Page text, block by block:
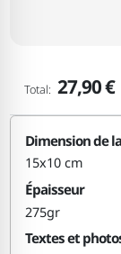
Total: 27,90 €
Dimension de
15x10 cm
Épaisseur
275gr
Textes et